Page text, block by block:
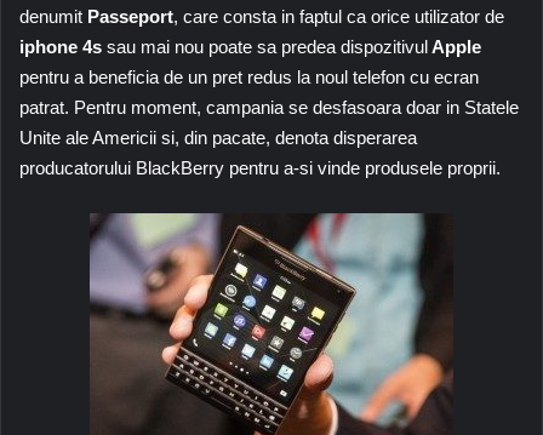
denumit Passeport, care consta in faptul ca orice utilizator de
iphone 4s sau mai nou poate sa predea dispozitivulApple
pentru a beneficia de un pret redus la noul telefon cu ecran
patrat. Pentru moment, campania se desfasoara doar in Statele
Unite ale Americii si, din pacate, denota disperarea
producatorului BlackBerry pentru a-si vinde produsele proprii.